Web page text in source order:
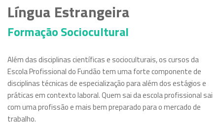
Língua Estrangeira
Formação Sociocultural
Além das disciplinas científicas e socioculturais, os cursos da
Escola Profissional do Fundão tem uma forte componente de
disciplinas técnicas de especialização para além dos estágios e
práticas em contexto laboral. Quem sai da escola profissional sai
com uma profissão e mais bem preparado para o mercado de
trabalho.